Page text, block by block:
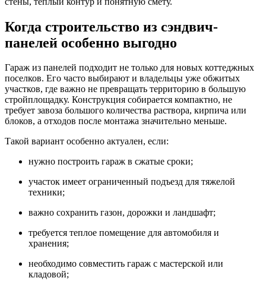
Когда строительство из сэндвич-
панелей особенно выгодно
Гараж из панелей подходит не только для новых коттеджных
поселков. Его часто выбирают и владельцы уже обжитых
участков, где важно не превращать территорию в большую
стройплощадку. Конструкция собирается компактно, не
требует завоза большого количества раствора, кирпича или
блоков, а отходов после монтажа значительно меньше.
Такой вариант особенно актуален, если:
нужно построить гараж в сжатые сроки;
участок имеет ограниченный подъезд для тяжелой
техники;
важно сохранить газон, дорожки и ландшафт;
требуется теплое помещение для автомобиля и
хранения;
необходимо совместить гараж с мастерской или
кладовой;